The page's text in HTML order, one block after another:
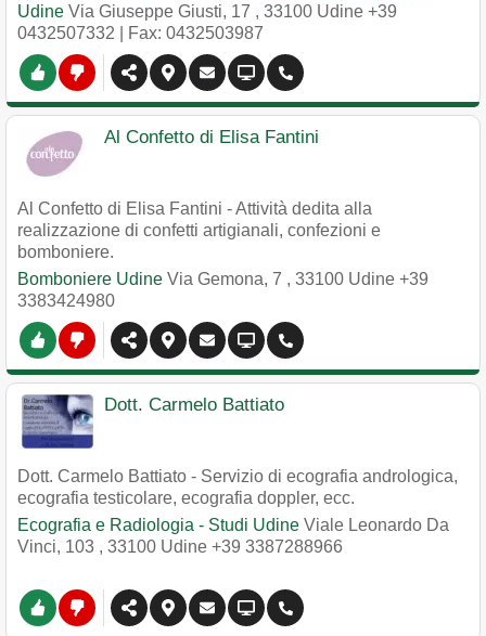
Udine Via Giuseppe Giusti, 17 , 33100 Udine +39
0432507332 | Fax: 0432503987
Al Confetto di Elisa Fantini
Al Confetto di Elisa Fantini - Attività dedita alla
realizzazione di confetti artigianali, confezioni e
bomboniere.
Bomboniere Udine Via Gemona, 7 , 33100 Udine +39
3383424980
Dott. Carmelo Battiato
Dott. Carmelo Battiato - Servizio di ecografia andrologica,
ecografia testicolare, ecografia doppler, ecc.
Ecografia e Radiologia - Studi Udine Viale Leonardo Da
Vinci, 103 , 33100 Udine +39 3387288966